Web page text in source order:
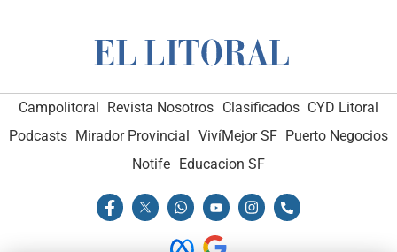
Campolitoral Revista Nosotros Clasificados CYD Litoral
Podcasts Mirador Provincial VivíMejor SF Puerto Negocios
Notife
Educacion SF